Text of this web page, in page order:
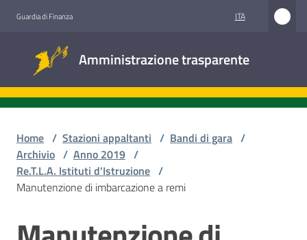
Guardia di Finanza ITA
Amministrazione trasparente
trasparente
Accesso
Stazioni
Home / Stazioni appaltanti / Bandi di gara /
Archivio / Anno 2019 /
Re.T.L.A. Istituti d'Istruzione /
Manutenzione di imbarcazione a remi
Salta al contenuto